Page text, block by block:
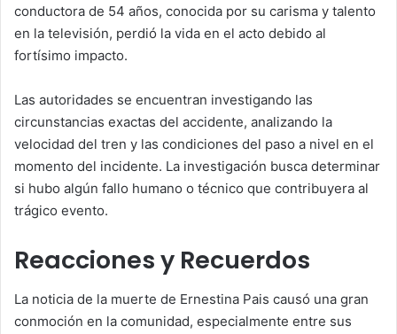
conductora de 54 años, conocida por su carisma y talento
en la televisión, perdió la vida en el acto debido al
fortísimo impacto.
Las autoridades se encuentran investigando las
circunstancias exactas del accidente, analizando la
velocidad del tren y las condiciones del paso a nivel en el
momento del incidente. La investigación busca determinar
si hubo algún fallo humano o técnico que contribuyera al
trágico evento.
Reacciones y Recuerdos
La noticia de la muerte de Ernestina Pais causó una gran
conmoción en la comunidad, especialmente entre sus